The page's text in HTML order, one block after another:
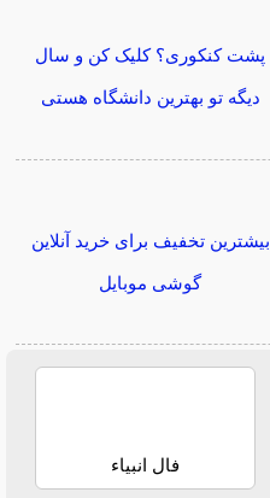
پشت کنکوری؟ کلیک کن و سال
دیگه تو بهترین دانشگاه هستی
بیشترین تخفیف برای خرید آنلاین
گوشی موبایل
فال انبیاء